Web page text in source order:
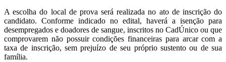
A escolha do local de prova será realizada no ato de inscrição do
candidato. Conforme indicado no edital, haverá a isenção para
desempregados e doadores de sangue, inscritos no CadÚnico ou que
comprovarem não possuir condições financeiras para arcar com a
taxa de inscrição, sem prejuízo de seu próprio sustento ou de sua
família.